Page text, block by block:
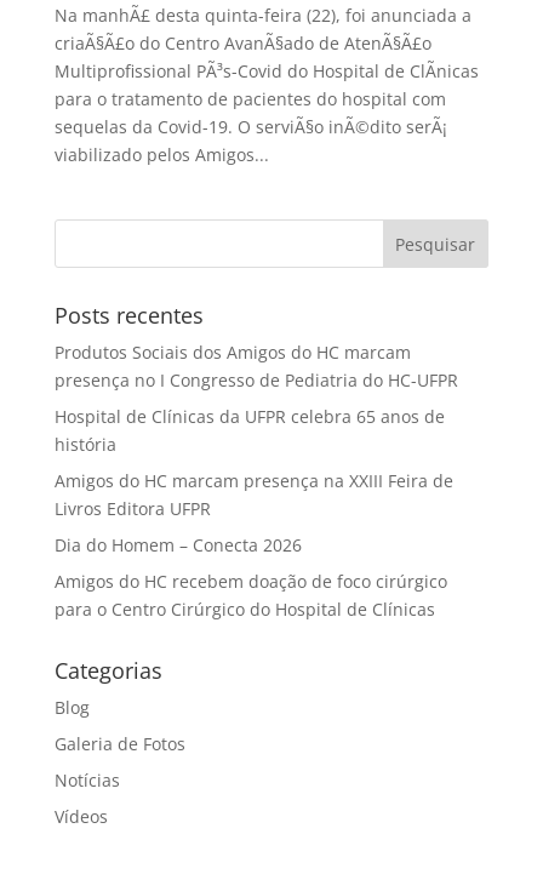
Na manhÃ£ desta quinta-feira (22), foi anunciada a
criaÃ§Ã£o do Centro AvanÃ§ado de AtenÃ§Ã£o
Multiprofissional PÃ³s-Covid do Hospital de ClÃ­nicas
para o tratamento de pacientes do hospital com
sequelas da Covid-19. O serviÃ§o inÃ©dito serÃ¡
viabilizado pelos Amigos...
Posts recentes
Produtos Sociais dos Amigos do HC marcam
presença no I Congresso de Pediatria do HC-UFPR
Hospital de Clínicas da UFPR celebra 65 anos de
história
Amigos do HC marcam presença na XXIII Feira de
Livros Editora UFPR
Dia do Homem – Conecta 2026
Amigos do HC recebem doação de foco cirúrgico
para o Centro Cirúrgico do Hospital de Clínicas
Categorias
Blog
Galeria de Fotos
Notícias
Vídeos